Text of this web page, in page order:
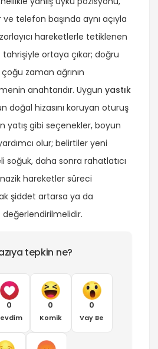
telefon başında aynı açıyla
hareketlerle tetiklenen
tahrişiyle ortaya çıkar; doğru
zaman ağrının
anahtarıdır. Uygun yastık
doğal hizasını koruyan oturuş
yatış gibi seçenekler, boyun
olur; belirtiler yeni
soğuk, daha sonra rahatlatıcı
hareketler süreci
şiddet artarsa ya da
tepkin ne?
0 0
Komik
0
Vay Be